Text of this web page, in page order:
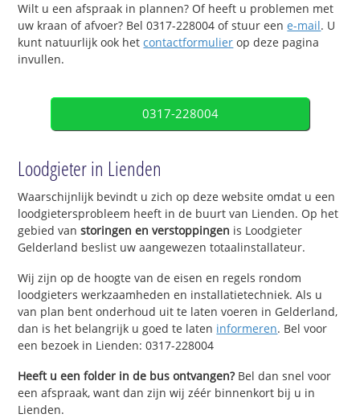
Wilt u een afspraak in plannen? Of heeft u problemen met
uw kraan of afvoer? Bel 0317-228004 of stuur eene-mail. U
kunt natuurlijk ook hetcontactformulier op deze pagina
invullen.
0317-228004
Loodgieter in Lienden
Waarschijnlijk bevindt u zich op deze website omdat u een
loodgietersprobleem heeft in de buurt van Lienden. Op het
gebied vanstoringen en verstoppingen is Loodgieter
Gelderland beslist uw aangewezen totaalinstallateur.
Wij zijn op de hoogte van de eisen en regels rondom
loodgieters werkzaamheden en installatietechniek. Als u
van plan bent onderhoud uit te laten voeren in Gelderland,
dan is het belangrijk u goed te laten informeren. Bel voor
een bezoek in Lienden: 0317-228004
Heeft u een folder in de bus ontvangen?Bel dan snel voor
een afspraak, want dan zijn wij zéér binnenkort bij u in
Lienden.